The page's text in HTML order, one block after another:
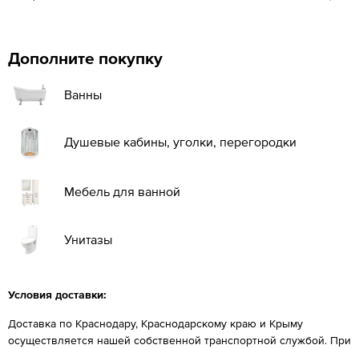
Дополните покупку
Ванны
Душевые кабины, уголки, перегородки
Мебель для ванной
Унитазы
Условия доставки:
Доставка по Краснодару, Краснодарскому краю и Крыму
осуществляется нашей собственной транспортной службой. При